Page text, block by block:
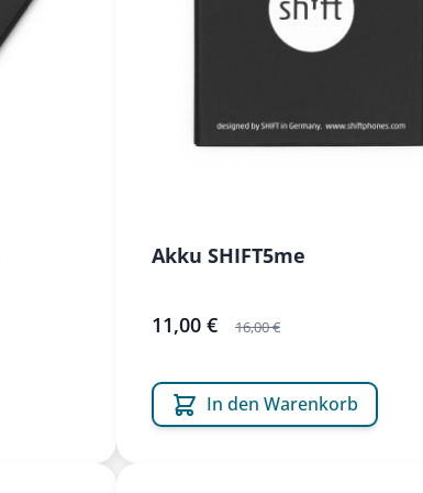
Akku SHIFT5me
sonderangebot
11,00 € 16,00 €
In den Warenkorb